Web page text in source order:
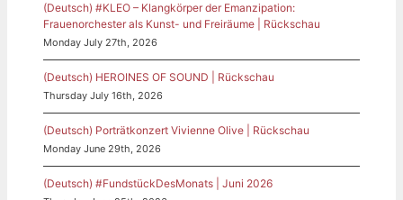
(Deutsch) #KLEO – Klangkörper der Emanzipation:
Frauenorchester als Kunst- und Freiräume | Rückschau
Monday July 27th, 2026
(Deutsch) HEROINES OF SOUND | Rückschau
Thursday July 16th, 2026
(Deutsch) Porträtkonzert Vivienne Olive | Rückschau
Monday June 29th, 2026
(Deutsch) #FundstückDesMonats | Juni 2026